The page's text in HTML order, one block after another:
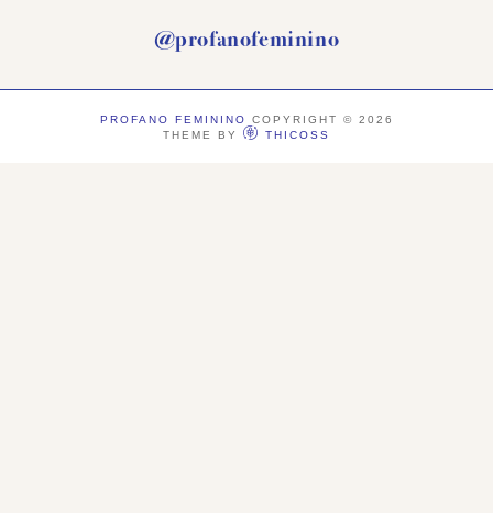
@profanofeminino
PROFANO FEMININO COPYRIGHT © 2026
THEME BY
THICOSS